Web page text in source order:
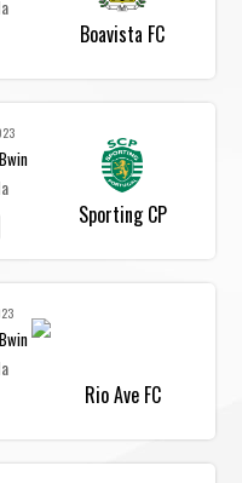
Boavista FC
Sporting CP
Rio Ave FC